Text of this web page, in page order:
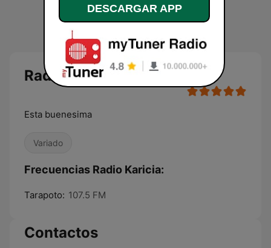
Radio Karicia
Esta buenesima
Variado
Frecuencias Radio Karicia:
Tarapoto: 107.5 FM
Contactos
DESCARGAR APP